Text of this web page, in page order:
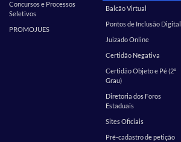
Concursos e Processos
Seletivos
PROMOJUES
Balcão Virtual
Pontos de Inclusão Digital
Juizado Online
Certidão Negativa
Certidão Objeto e Pé (2º
Grau)
Diretoria dos Foros
Estaduais
Sites Oficiais
Pré-cadastro de petição